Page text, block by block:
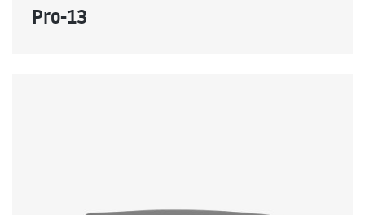
Pro-13